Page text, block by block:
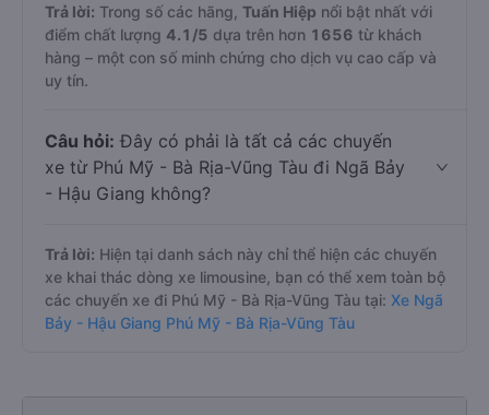
Trả lời: Trong số các hãng, Tuấn Hiệp nổi bật nhất với
điểm chất lượng 4.1 /5 dựa trên hơn 1656 từ khách
hàng – một con số minh chứng cho dịch vụ cao cấp và
uy tín.
Câu hỏi: Đây có phải là tất cả các chuyến
xe từ Phú Mỹ - Bà Rịa-Vũng Tàu đi Ngã Bảy
- Hậu Giang không?
Trả lời: Hiện tại danh sách này chỉ thể hiện các chuyến
xe khai thác dòng xe limousine, bạn có thể xem toàn bộ
các chuyến xe đi Phú Mỹ - Bà Rịa-Vũng Tàu tại: Xe Ngã
Bảy - Hậu Giang Phú Mỹ - Bà Rịa-Vũng Tàu